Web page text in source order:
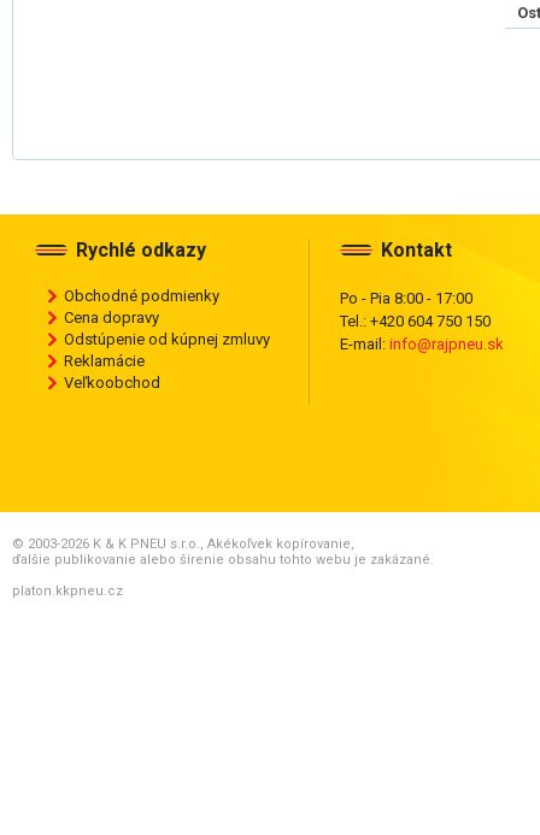
Rychlé odkazy
Obchodné podmienky
Cena dopravy
Odstúpenie od kúpnej zmluvy
Reklamácie
Veľkoobchod
Kontakt
Po - Pia 8:00 - 17:00
Tel.: +420 604 750 150
E-mail: info@rajpneu.sk
© 2003-2026 K & K PNEU s.r.o., Akékoľvek kopírovanie,
ďalšie publikovanie alebo šírenie obsahu tohto webu je zakázané.
platon.kkpneu.cz